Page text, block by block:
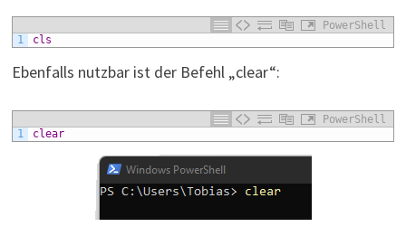
PowerShell
1
cls
Ebenfalls nutzbar ist der Befehl „clear“:
PowerShell
1
clear